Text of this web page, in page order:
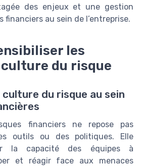
des enjeux et une gestion
financiers au sein de l’entreprise.
les
du risque
culture du risque au sein
financiers ne repose pas
outils ou des politiques. Elle
la capacité des équipes à
et réagir face aux menaces